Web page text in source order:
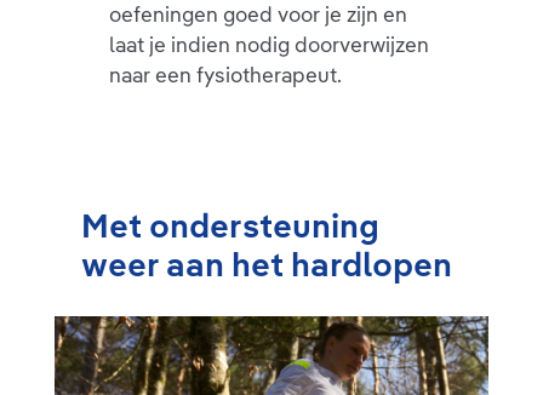
oefeningen goed voor je zijn en
laat je indien nodig doorverwijzen
naar een fysiotherapeut.
Met ondersteuning
weer aan het hardlopen